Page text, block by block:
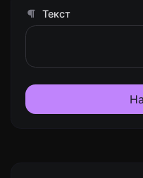
Текст